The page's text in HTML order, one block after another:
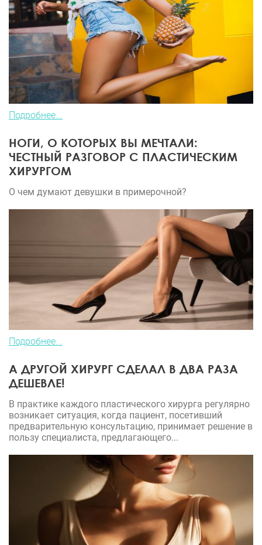
Подробнее...
НОГИ, О КОТОРЫХ ВЫ МЕЧТАЛИ:
ЧЕСТНЫЙ РАЗГОВОР С ПЛАСТИЧЕСКИМ
ХИРУРГОМ
О чем думают девушки в примерочной?
Подробнее...
А ДРУГОЙ ХИРУРГ СДЕЛАЛ В ДВА РАЗА
ДЕШЕВЛЕ!
В практике каждого пластического хирурга регулярно
возникает ситуация, когда пациент, посетивший
предварительную консультацию, принимает решение в
пользу специалиста, предлагающего...